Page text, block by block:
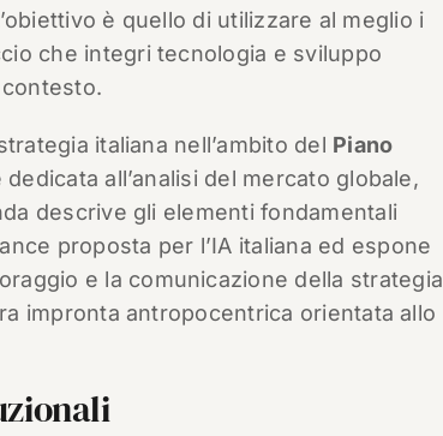
è quello di utilizzare al meglio i
che integri tecnologia e sviluppo
italiana nell’ambito del Piano
all’analisi del mercato globale,
descrive gli elementi fondamentali
proposta per l’IA italiana ed espone
e la comunicazione della strategia
impronta antropocentrica orientata allo